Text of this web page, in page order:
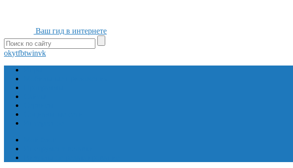
Ваш гид в интернете
okytfbtwinvk